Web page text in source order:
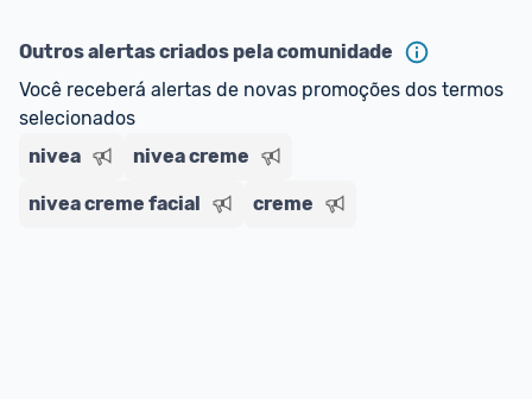
Outros alertas criados pela comunidade
Você receberá alertas de novas promoções dos termos
selecionados
nivea
nivea creme
nivea creme facial creme